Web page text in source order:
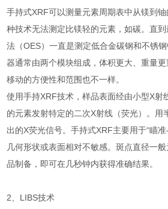
手持式XRF可以测量元素周期表中从镁到
种技术无法测定比镁轻的元素，如碳。直
法（OES）一直是测定低合金碳钢和不锈
器通常由两个模块组成，体积更大、重量更
移动的方便性和范围也不一样。
使用手持XRF技术，样品表面经由小型X射
的元素发射特定的二次X射线（荧光）。用
出的X荧光信号。手持式XRF主要用于“瞄
几何形状或表面相对不敏感。斑点直径一
品制备，即可在几秒钟内获得准确结果。
2、LIBS技术